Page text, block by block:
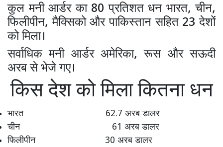
कुल मनी आर्डर का 80 प्रतिशत धन भारत, चीन,
फिलीपीन, मैक्सिको और पाकिस्तान सहित 23 देशों
को मिला।
सर्वाधिक मनी आर्डर अमेरिका, रूस और सऊदी
अरब से भेजे गए।
किस देश को मिला कितना धन
भारत 62.7 अरब डालर
चीन 61 अरब डालर
फिलीपीन 30 अरब डालर